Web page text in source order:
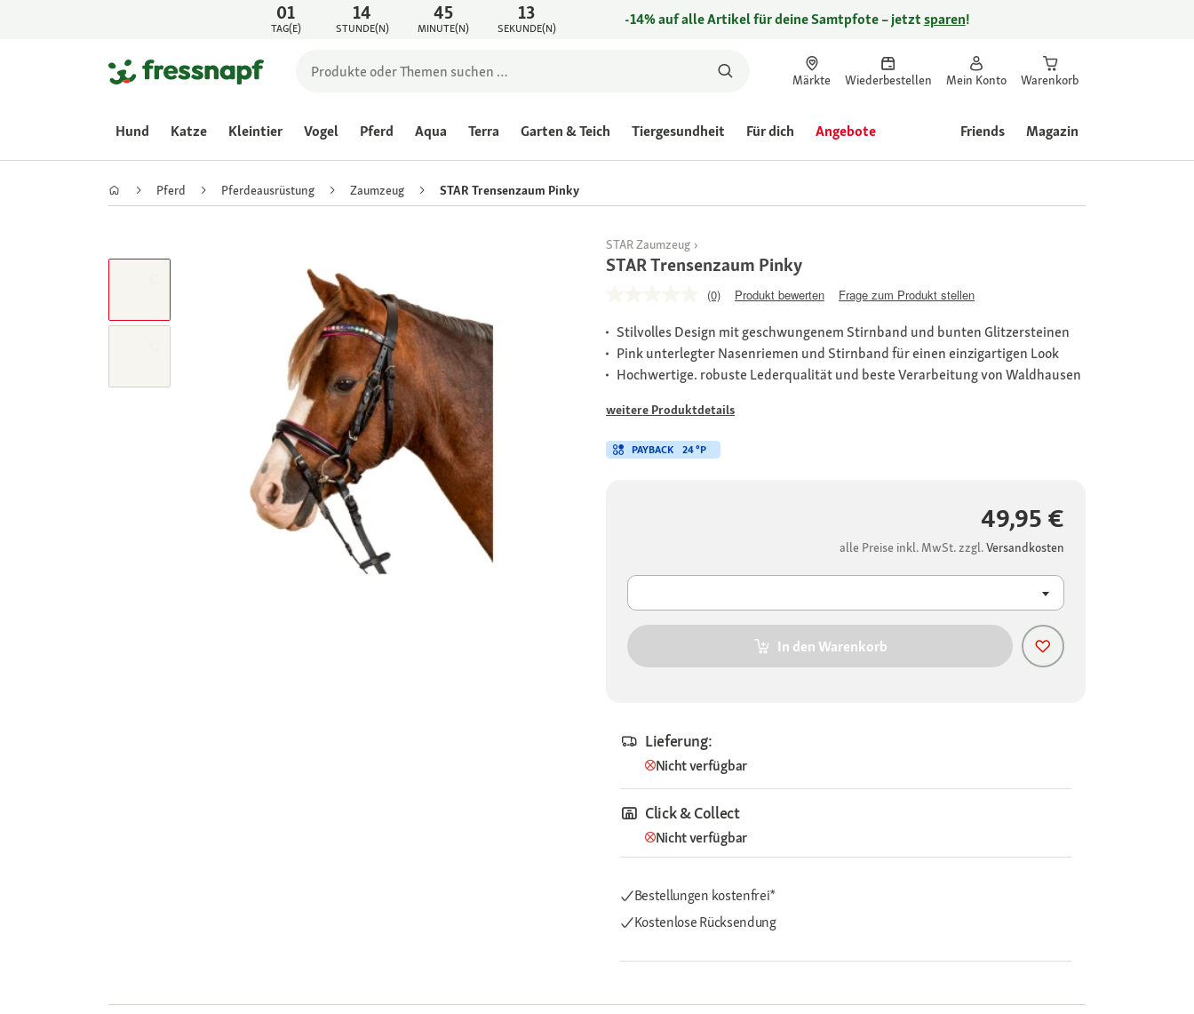
01
TAG(E)
14
STUNDE(N)
45
MINUTE(N)
13
SEKUNDE(N) -14% auf alle Artikel für deine Samtpfote – jetztsparen!
Märkte Wiederbestellen Mein Konto Warenkorb
Hund Katze Kleintier Vogel Pferd Aqua Terra Garten & Teich Tiergesundheit Für dich Angebote Friends Magazin
Pferd Pferdeausrüstung Zaumzeug STAR Trensenzaum Pinky
STAR Zaumzeug
STAR Trensenzaum Pinky
(0) Produkt bewerten Frage zum Produkt stellen
Stilvolles Design mit geschwungenem Stirnband und bunten Glitzersteinen
Pink unterlegter Nasenriemen und Stirnband für einen einzigartigen Look
Hochwertige. robuste Lederqualität und beste Verarbeitung von Waldhausen
weitere Produktdetails
PAYBACK 24 °P
49,95 €
alle Preise inkl. MwSt. zzgl.Versandkosten
In den Warenkorb
Lieferung:
Nicht verfügbar
Click & Collect
Nicht verfügbar
Bestellungen kostenfrei*
Kostenlose Rücksendung